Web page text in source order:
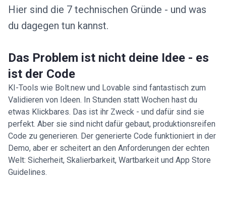
Hier sind die 7 technischen Gründe - und was
du dagegen tun kannst.
Das Problem ist nicht deine Idee - es
ist der Code
KI-Tools wie Bolt.new und Lovable sind fantastisch zum
Validieren von Ideen. In Stunden statt Wochen hast du
etwas Klickbares. Das ist ihr Zweck - und dafür sind sie
perfekt. Aber sie sind nicht dafür gebaut, produktionsreifen
Code zu generieren. Der generierte Code funktioniert in der
Demo, aber er scheitert an den Anforderungen der echten
Welt: Sicherheit, Skalierbarkeit, Wartbarkeit und App Store
Guidelines.